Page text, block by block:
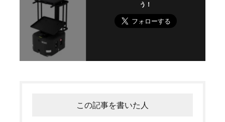
う！
この記事を書いた人